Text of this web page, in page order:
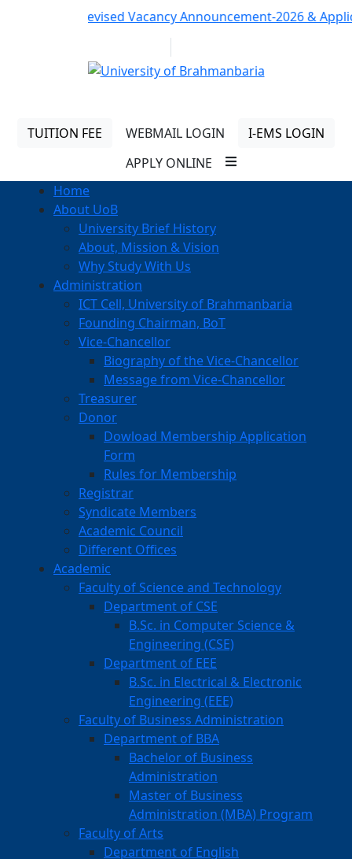
Revised Vacancy Announcement-2026 &
TUITION FEE WEBMAIL LOGIN
I-EMS LOGIN
APPLY ONLINE
Home
About UoB
University Brief History
About, Mission & Vision
Why Study With Us
Administration
ICT Cell, University of Brahmanbaria
Founding Chairman, BoT
Vice-Chancellor
Biography of the Vice-Chancellor
Message from Vice-Chancellor
Treasurer
Donor
Dowload Membership Application
Form
Rules for Membership
Registrar
Syndicate Members
Academic Council
Different Offices
Academic
Faculty of Science and Technology
Department of CSE
B.Sc. in Computer Science &
Engineering (CSE)
Department of EEE
B.Sc. in Electrical & Electronic
Engineering (EEE)
Faculty of Business Administration
Department of BBA
Bachelor of Business
Administration
Master of Business
Administration (MBA) Program
Faculty of Arts
Department of English